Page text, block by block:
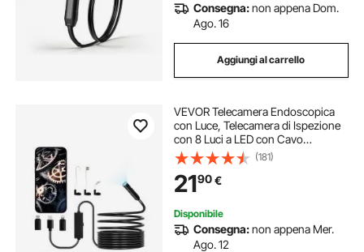
Consegna:non appena Dom.
Ago. 16
Aggiungi al carrello
VEVOR Telecamera Endoscopica
con Luce, Telecamera di Ispezione
con 8 Luci a LED con Cavo
Semirigido da 5 m Boroscopio HD
1920P, con Zoom 2X, Impermeabile
IP67 per Auto, Cavo Idraulico
(181)
2190€
Disponibile
Consegna:non appena Mer.
Ago. 12